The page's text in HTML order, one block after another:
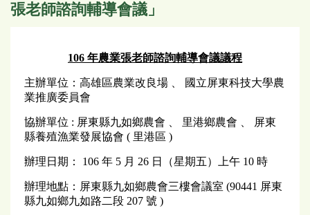
張老師諮詢輔導會議」
106 年農業張老師諮詢輔導會議議程
主辦單位：高雄區農業改良場 、 國立屏東科技大學農
業推廣委員會
協辦單位 : 屏東縣九如鄉農會 、 里港鄉農會 、 屏東
縣養殖漁業發展協會 ( 里港區 )
辦理日期： 106 年 5 月 26 日（星期五）上午 10 時
辦理地點：屏東縣九如鄉農會三樓會議室 (90441 屏東
縣九如鄉九如路二段 207 號 )